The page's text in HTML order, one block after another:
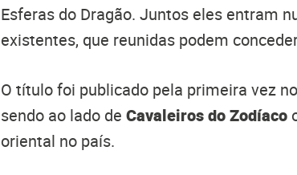
Esferas do Dragão. Juntos eles entram
existentes, que reunidas podem
O título foi publicado pela primeira vez
sendo ao lado de Cavaleiros do Zodíaco
oriental no país.